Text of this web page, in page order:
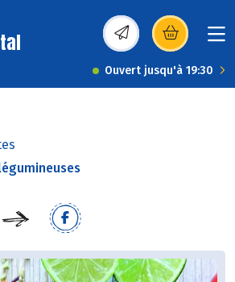
(s’ouvre dans une
Ouvert jusqu'à 19:30